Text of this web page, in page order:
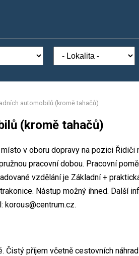
automobilů (kromě tahačů)
(kromě tahačů)
v oboru dopravy na pozici Řidiči
pracovní dobou. Pracovní
vzdělání je Základní +
Nástup možný ihned. Další
korous@centrum.cz.
Čistý příjem včetně cestovních náhrad